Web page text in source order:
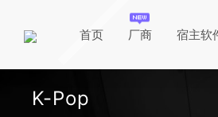
首页 厂商 宿主软
K-Pop